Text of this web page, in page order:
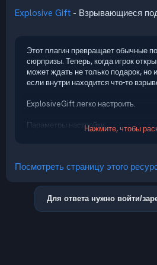
Explosive Gift - Взрывающиеся
Этот плагин превращает обычные
сюрпризы. Теперь, когда игрок
может ждать не только подарок, но
если внутри находится что-то
ExplosiveGift легко настроить.
Параметры настройки:
урон и радиус взрыва
Плагин легко устанавливается и не
взрывы выглядят реалистично и
зависимости от расстояния до...
Нажмите, чтобы
Посмотреть страницу этого
Для ответа нужно войти/